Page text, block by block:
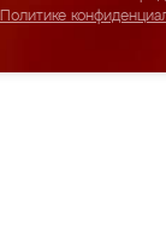
Политике